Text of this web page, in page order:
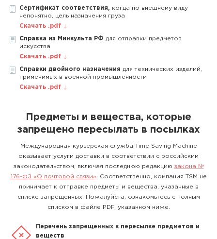
Сертификат соответствия, когда по внешнему виду
непонятно, цель назначения груза
Скачать .pdf
Справка из Минкульта РФ для отправки предметов
искусства
Скачать .pdf
Справки двойного назначения для технических изделий,
применимых в военной промышленности
Скачать .pdf
Предметы и вещества, которые
запрещено пересылать в посылках
Международная курьерская служба Time Saving Machine
оказывает услуги доставки в соответствии с российским
законодательством, включая последнюю редакцию закона №
176-ФЗ «О почтовой связи» . Соответственно, компания TSM не
принимает к отправке предметы и вещества, указанные в
списке запрещенных. Пожалуйста, ознакомьтесь с полным
списком в файле PDF, указанном ниже.
Перечень запрещенных к пересылке предметов и
веществ